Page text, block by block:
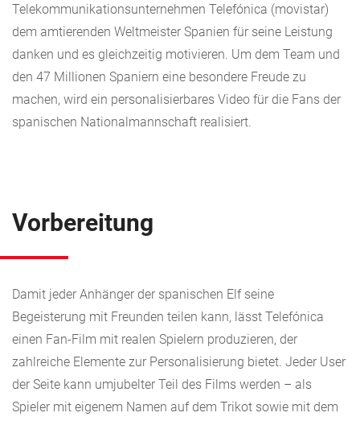
Telekommunikationsunternehmen Telefónica (movistar)
dem amtierenden Weltmeister Spanien für seine Leistung
danken und es gleichzeitig motivieren. Um dem Team und
den 47 Millionen Spaniern eine besondere Freude zu
machen, wird ein personalisierbares Video für die Fans der
spanischen Nationalmannschaft realisiert.
Vorbereitung
Damit jeder Anhänger der spanischen Elf seine
Begeisterung mit Freunden teilen kann, lässt Telefónica
einen Fan-Film mit realen Spielern produzieren, der
zahlreiche Elemente zur Personalisierung bietet. Jeder User
der Seite kann umjubelter Teil des Films werden – als
Spieler mit eigenem Namen auf dem Trikot sowie mit dem